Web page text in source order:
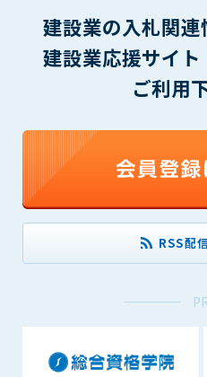
建設業の入札関
建設業応援サイト
ご利用
RSS配
(9) その他、法律に反する行為
(10) 建設資料館から知り得た
を、営利を目的として第三
に第三者に提供すること
管理者は、会員が登録した内容
恐れのあるものは、会員の承諾
(1) 登録されている情報が、第6
と管理者が、判断した場合
(2) 建設資料館の運営および保
(3) 広告掲載料金の支払が遅延
(4) その他、管理者が不適当と
第8条（サービスの変更・中止等
管理者は、会員の承諾なく、本
廃止を含み)し、本サービスの
できるものとします。これに起